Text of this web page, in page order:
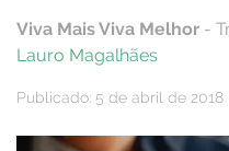
Viva Mais Viva Melhor -
Lauro Magalhães
Publicado: 5 de abril de